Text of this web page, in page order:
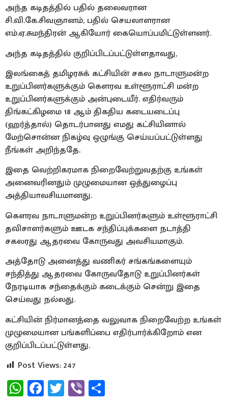
அந்த கடிதத்தில் பதில் தலைவரான
சி.வி.கே.சிவஞானம், பதில் செயலாளரான
எம்.ஏ.சுமந்திரன் ஆகியோர் கையொப்பமிட்டுள்ளனர்.
அந்த கடிதத்தில் குறிப்பிடப்பட்டுள்ளதாவது,
இலங்கைத் தமிழரசுக் கட்சியின் சகல நாடாளுமன்ற
உறுப்பினர்களுக்கும் கௌரவ உள்ளூராட்சி மன்ற
உறுப்பினர்களுக்கும் அன்புடையீர். எதிர்வரும்
திங்கட்கிழமை 18 ஆம் திகதிய கடையடைப்பு
(ஹர்த்தால்) தொடர்பானது எமது கட்சியினால்
மேற்சொன்ன நிகழ்வு ஒழுங்கு செய்யப்பட்டுள்ளது
நீங்கள் அறிந்ததே.
இதை வெற்றிகரமாக நிறைவேற்றுவதற்கு உங்கள்
அனைவரினதும் முழுமையான ஒத்துழைப்பு
அத்தியாவசியமானது.
கௌரவ நாடாளுமன்ற உறுப்பினர்களும் உள்ளூராட்சி
தவிசாளர்களும் ஊடக சந்திப்புக்களை நடாத்தி
சகலரது ஆதரவை கோருவது அவசியமாகும்.
அத்தோடு அனைத்து வணிகர் சங்கங்களையும்
சந்தித்து ஆதரவை கோருவதோடு உறுப்பினர்கள்
நேரடியாக சந்தைக்கும் கடைக்கும் சென்று இதை
செய்வது நல்லது.
கட்சியின் நிர்மானத்தை வலுவாக நிறைவேற்ற உங்கள்
முழுமையான பங்களிப்பை எதிர்பார்க்கிறோம் என
குறிப்பிடப்பட்டுள்ளது.
Post Views:247
WhatsApp
Facebook
Twitter
Viber